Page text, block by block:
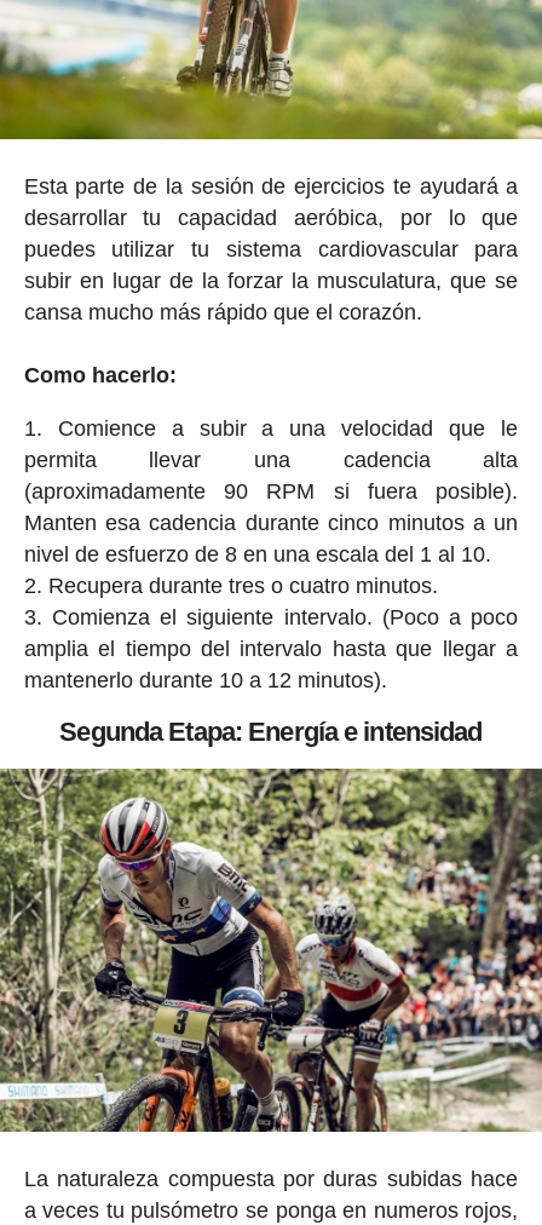
Esta parte de la sesión de ejercicios te ayudará a
desarrollar tu capacidad aeróbica, por lo que
puedes utilizar tu sistema cardiovascular para
subir en lugar de la forzar la musculatura, que se
cansa mucho más rápido que el corazón.
Como hacerlo:
Comience a subir a una velocidad que le
permita llevar una cadencia alta
(aproximadamente 90 RPM si fuera posible).
Manten esa cadencia durante cinco minutos a un
nivel de esfuerzo de 8 en una escala del 1 al 10.
Recupera durante tres o cuatro minutos.
Comienza el siguiente intervalo. (Poco a poco
amplia el tiempo del intervalo hasta que llegar a
mantenerlo durante 10 a 12 minutos).
Segunda Etapa: Energía e intensidad
La naturaleza compuesta por duras subidas hace
a veces tu pulsómetro se ponga en numeros rojos,